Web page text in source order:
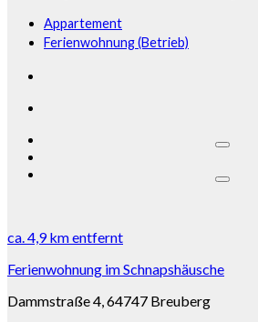
Appartement
Ferienwohnung (Betrieb)
ca.4,9 kmentfernt
Ferienwohnung im Schnapshäusche
Dammstraße 4, 64747 Breuberg